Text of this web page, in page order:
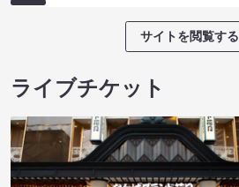
サイトを閲覧する
ライブチケット